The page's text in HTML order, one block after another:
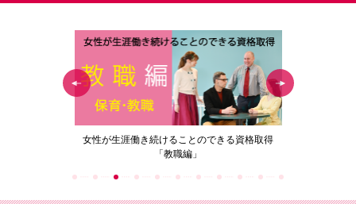
女性が生涯働き続けることのできる資格取得
「教職編」